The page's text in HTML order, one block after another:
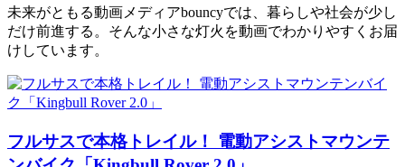
未来がともる動画メディアbouncyでは、暮らしや社会が少し
だけ前進する。そんな小さな灯火を動画でわかりやすくお届
けしています。
フルサスで本格トレイル！ 電動アシストマウンテ